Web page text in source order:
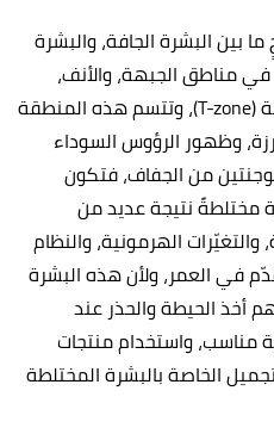
بين البشرة الجافة، والبشرة
في مناطق الجبهة، والأنف،
والذقن، وهي ما تسمى بمنطقة (T-zone)، وتتسم هذه المنطقة
وظهور الرؤوس السوداء
من الجفاف، فتكون
مختلطةً نتيجة عديد من
والتغيّرات الهرمونية، والنظام
في العمر، ولأن هذه البشرة
الحيطة والحذر عند
مناسب، واستخدام منتجات
الخاصة بالبشرة المختلطة